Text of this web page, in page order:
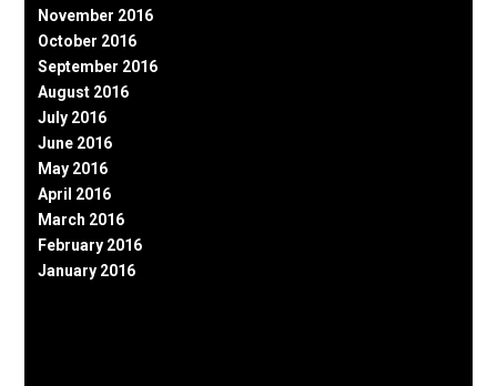
November 2016
October 2016
September 2016
August 2016
July 2016
June 2016
May 2016
April 2016
March 2016
February 2016
January 2016